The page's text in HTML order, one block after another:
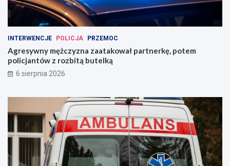
INTERWENCJE POLICJA PRZEMOC
Agresywny mężczyzna zaatakował partnerkę, potem
policjantów z rozbitą butelką
6 sierpnia 2026